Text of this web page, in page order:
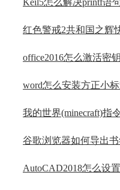
office2016怎么激活密
我的世界(minecraft)指